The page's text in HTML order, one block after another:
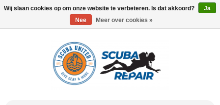
Wij slaan cookies op om onze website te verbeteren. Is dat akkoord?
Ja
Nee
Meer over cookies »